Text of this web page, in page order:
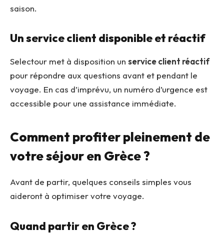
saison.
Un service client disponible et réactif
Selectour met à disposition un service client réactif
pour répondre aux questions avant et pendant le
voyage. En cas d’imprévu, un numéro d’urgence est
accessible pour une assistance immédiate.
Comment profiter pleinement de
votre séjour en Grèce ?
Avant de partir, quelques conseils simples vous
aideront à optimiser votre voyage.
Quand partir en Grèce ?